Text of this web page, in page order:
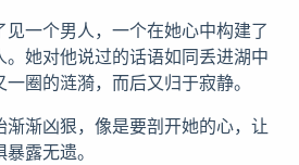
一个男人，一个在她心中构建了
她对他说过的话语如同丢进湖中
圈的涟漪，而后又归于寂静。
渐凶狠，像是要剖开她的心，让
露无遗。